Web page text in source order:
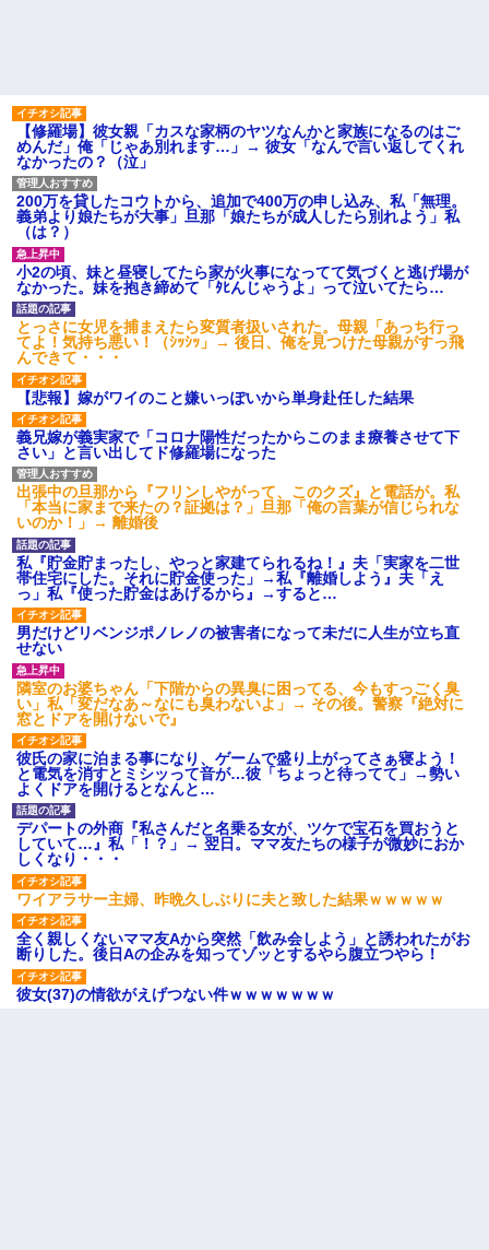
【修羅場】彼女親「カスな家柄のヤツなんかと家族になるのはご
めんだ」俺「じゃあ別れます…」→ 彼女「なんで言い返してくれ
なかったの？（泣」
200万を貸したコウトから、追加で400万の申し込み、私「無理。
義弟より娘たちが大事」旦那「娘たちが成人したら別れよう」私
（は？）
小2の頃、妹と昼寝してたら家が火事になってて気づくと逃げ場が
なかった。妹を抱き締めて「ﾀﾋんじゃうよ」って泣いてたら…
とっさに女児を捕まえたら変質者扱いされた。母親「あっち行っ
てよ！気持ち悪い！（ｼｯｼｯ」→ 後日、俺を見つけた母親がすっ飛
んできて・・・
【悲報】嫁がワイのこと嫌いっぽいから単身赴任した結果
義兄嫁が義実家で「コロナ陽性だったからこのまま療養させて下
さい」と言い出してド修羅場になった
出張中の旦那から『フリンしやがって、このクズ』と電話が。私
「本当に家まで来たの？証拠は？」旦那「俺の言葉が信じられな
いのか！」→ 離婚後
私『貯金貯まったし、やっと家建てられるね！』夫「実家を二世
帯住宅にした。それに貯金使った」→私『離婚しよう』夫「え
っ」私『使った貯金はあげるから』→すると…
男だけどリベンジポノレノの被害者になって未だに人生が立ち直
せない
隣室のお婆ちゃん「下階からの異臭に困ってる、今もすっごく臭
い」私「変だなあ～なにも臭わないよ」→ その後。警察『絶対に
窓とドアを開けないで』
彼氏の家に泊まる事になり、ゲームで盛り上がってさぁ寝よう！
と電気を消すとミシッって音が…彼「ちょっと待ってて」→勢い
よくドアを開けるとなんと…
デパートの外商『私さんだと名乗る女が、ツケで宝石を買おうと
していて…』私「！？」→ 翌日。ママ友たちの様子が微妙におか
しくなり・・・
ワイアラサー主婦、昨晩久しぶりに夫と致した結果ｗｗｗｗｗ
全く親しくないママ友Aから突然「飲み会しよう」と誘われたがお
断りした。後日Aの企みを知ってゾッとするやら腹立つやら！
彼女(37)の情欲がえげつない件ｗｗｗｗｗｗｗ